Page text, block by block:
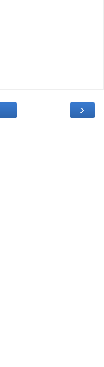
›